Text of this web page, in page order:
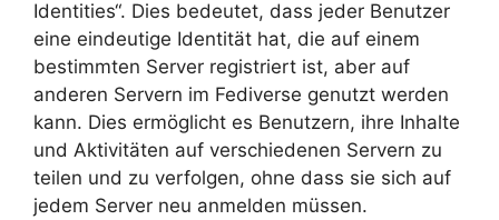
Identities“. Dies bedeutet, dass jeder Benutzer
eine eindeutige Identität hat, die auf einem
bestimmten Server registriert ist, aber auf
anderen Servern im Fediverse genutzt werden
kann. Dies ermöglicht es Benutzern, ihre Inhalte
und Aktivitäten auf verschiedenen Servern zu
teilen und zu verfolgen, ohne dass sie sich auf
jedem Server neu anmelden müssen.